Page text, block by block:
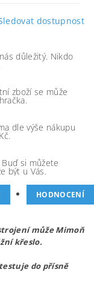
dostupnost
důležitý. Nikdo
zboží se může
dle výše nákupu
si můžete
být u Vás.
HODNOCENÍ
může Mimoň
křeslo.
do přísně